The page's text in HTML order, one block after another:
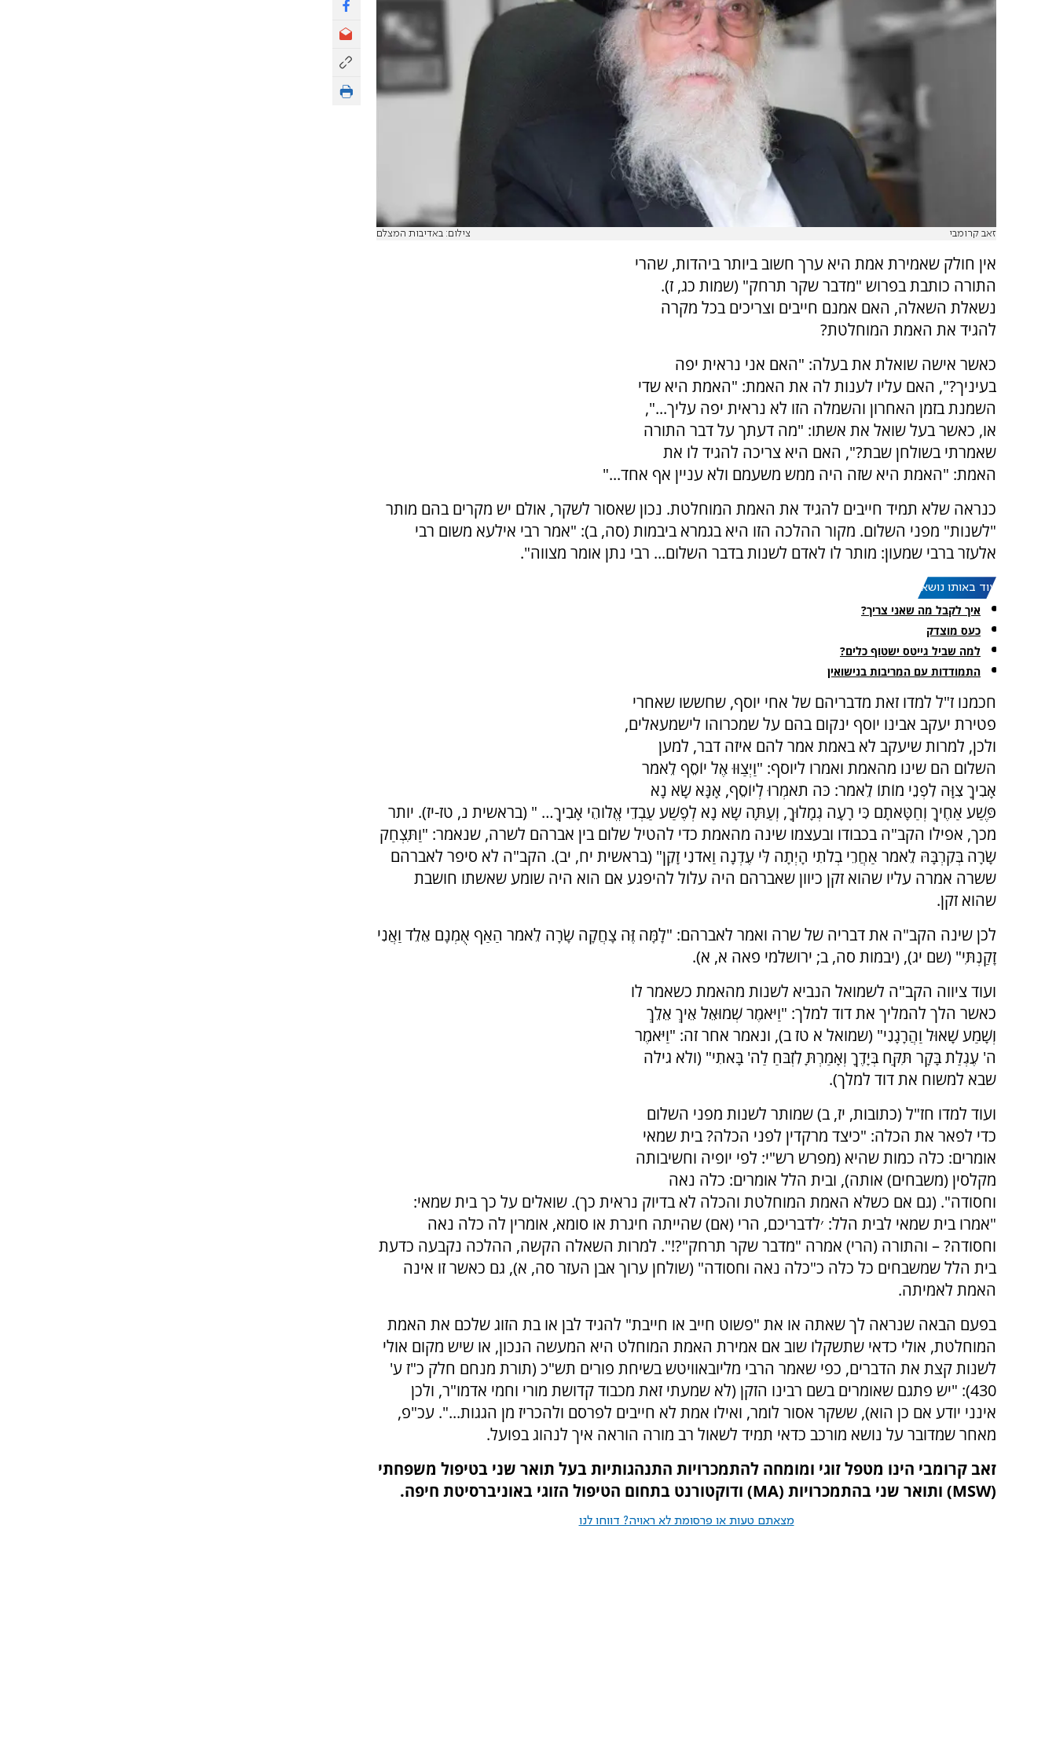
זאב קרומבי צילום: באדיבות המצלם
אין חולק שאמירת אמת היא ערך חשוב ביותר ביהדות, שהרי
התורה כותבת בפרוש "מדבר שקר תרחק" (שמות כג, ז).
נשאלת השאלה, האם אמנם חייבים וצריכים בכל מקרה
להגיד את האמת המוחלטת?
כאשר אישה שואלת את בעלה: "האם אני נראית יפה
בעיניך?", האם עליו לענות לה את האמת: "האמת היא שדי
השמנת בזמן האחרון והשמלה הזו לא נראית יפה עליך...",
או, כאשר בעל שואל את אשתו: "מה דעתך על דבר התורה
שאמרתי בשולחן שבת?", האם היא צריכה להגיד לו את
האמת: "האמת היא שזה היה ממש משעמם ולא עניין אף אחד..."
כנראה שלא תמיד חייבים להגיד את האמת המוחלטת. נכון שאסור לשקר, אולם יש מקרים בהם מותר
"לשנות" מפני השלום. מקור ההלכה הזו היא בגמרא ביבמות (סה, ב): "אמר רבי אילעא משום רבי
אלעזר ברבי שמעון: מותר לו לאדם לשנות בדבר השלום... רבי נתן אומר מצווה".
עוד באותו נושא:
איך לקבל מה שאני צריך?
כעס מוצדק
למה שביל גייטס ישטוף כלים?
התמודדות עם המריבות בנישואין
חכמנו ז"ל למדו זאת מדבריהם של אחי יוסף, שחששו שאחרי
פטירת יעקב אבינו יוסף ינקום בהם על שמכרוהו לישמעאלים,
ולכן, למרות שיעקב לא באמת אמר להם איזה דבר, למען
השלום הם שינו מהאמת ואמרו ליוסף: "וַיְצַוּוּ אֶל יוֹסֵף לֵאמֹר
אָבִיךָ צִוָּה לִפְנֵי מוֹתוֹ לֵאמֹר: כֹּה תֹאמְרוּ לְיוֹסֵף, אָנָּא שָׂא נָא
פֶּשַׁע אַחֶיךָ וְחַטָּאתָם כִּי רָעָה גְמָלוּךָ, וְעַתָּה שָׂא נָא לְפֶשַׁע עַבְדֵי אֱלֹוהֵי אָבִיךָ… " (בראשית נ, טז-יז). יותר
מכך, אפילו הקב"ה בכבודו ובעצמו שינה מהאמת כדי להטיל שלום בין אברהם לשרה, שנאמר: "וַתִּצְחַק
שָׂרָה בְּקִרְבָּהּ לֵאמֹר אַחֲרֵי בְלֹתִי הָיְתָה לִּי עֶדְנָה וַאדֹנִי זָקֵן" (בראשית יח, יב). הקב"ה לא סיפר לאברהם
ששרה אמרה עליו שהוא זקן כיוון שאברהם היה עלול להיפגע אם הוא היה שומע שאשתו חושבת
שהוא זקן.
לכן שינה הקב"ה את דבריה של שרה ואמר לאברהם: "לָמָּה זֶּה צָחֲקָה שָׂרָה לֵאמֹר הַאַף אֻמְנָם אֵלֵד וַאֲנִי
זָקַנְתִּי" (שם יג), (יבמות סה, ב; ירושלמי פאה א, א).
ועוד ציווה הקב"ה לשמואל הנביא לשנות מהאמת כשאמר לו
כאשר הלך להמליך את דוד למלך: "וַיֹּאמֶר שְׁמוּאֵל אֵיךְ אֵלֵךְ
וְשָׁמַע שָׁאוּל וַהֲרָגָנִי" (שמואל א טז ב), ונאמר אחר זה: "וַיֹּאמֶר
ה' עֶגְלַת בָּקָר תִּקַּח בְּיָדֶךָ וְאָמַרְתָּ לִזְבֹּחַ לַה' בָּאתִי" (ולא גילה
שבא למשוח את דוד למלך).
ועוד למדו חז"ל (כתובות, יז, ב) שמותר לשנות מפני השלום
כדי לפאר את הכלה: "כיצד מרקדין לפני הכלה? בית שמאי
אומרים: כלה כמות שהיא (מפרש רש"י: לפי יופיה וחשיבותה
מקלסין (משבחים) אותה), ובית הלל אומרים: כלה נאה
וחסודה". (גם אם כשלא האמת המוחלטת והכלה לא בדיוק נראית כך). שואלים על כך בית שמאי:
"אמרו בית שמאי לבית הלל: ׳לדבריכם, הרי (אם) שהייתה חיגרת או סומא, אומרין לה כלה נאה
וחסודה? – והתורה (הרי) אמרה "מדבר שקר תרחק"?!". למרות השאלה הקשה, ההלכה נקבעה כדעת
בית הלל שמשבחים כל כלה כ"כלה נאה וחסודה" (שולחן ערוך אבן העזר סה, א), גם כאשר זו אינה
האמת לאמיתה.
בפעם הבאה שנראה לך שאתה או את "פשוט חייב או חייבת" להגיד לבן או בת הזוג שלכם את האמת
המוחלטת, אולי כדאי שתשקלו שוב אם אמירת האמת המוחלט היא המעשה הנכון, או שיש מקום אולי
לשנות קצת את הדברים, כפי שאמר הרבי מליובאוויטש בשיחת פורים תש"כ (תורת מנחם חלק כ"ז ע'
430): "יש פתגם שאומרים בשם רבינו הזקן (לא שמעתי זאת מכבוד קדושת מורי וחמי אדמו"ר, ולכן
אינני יודע אם כן הוא), ששקר אסור לומר, ואילו אמת לא חייבים לפרסם ולהכריז מן הגגות...". עכ"פ,
מאחר שמדובר על נושא מורכב כדאי תמיד לשאול רב מורה הוראה איך לנהוג בפועל.
זאב קרומבי הינו מטפל זוגי ומומחה להתמכרויות התנהגותיות בעל תואר שני בטיפול משפחתי
(MSW) ותואר שני בהתמכרויות (MA) ודוקטורנט בתחום הטיפול הזוגי באוניברסיטת חיפה.
מצאתם טעות או פרסומת לא ראויה? דווחו לנו